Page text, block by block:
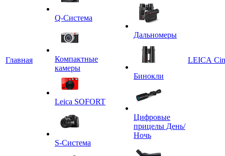
Главная
Q-Cистема
Компактные
камеры
Leica SOFORT
S-Система
Дальномеры
Бинокли
Цифровые
прицелы День/
Ночь
LEICA